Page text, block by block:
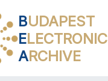
BUDAPEST
ELECTRONIC
ARCHIVE